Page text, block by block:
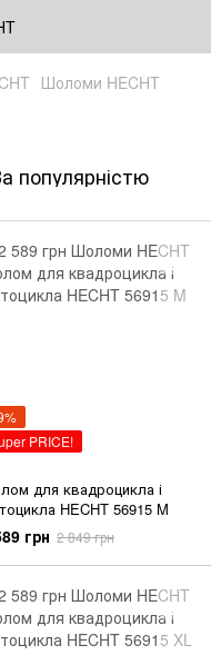
Шоломи HECHT
популярністю
PRICE!
для квадроцикла і
HECHT 56915 M
грн 2 849 грн